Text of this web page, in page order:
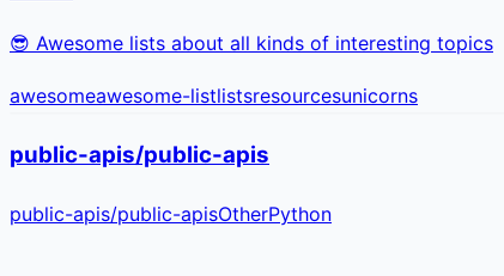
😎 Awesome lists about all kinds of interesting topics
awesomeawesome-listlistsresourcesunicorns
public-apis/public-apis
public-apis/public-apisOtherPython